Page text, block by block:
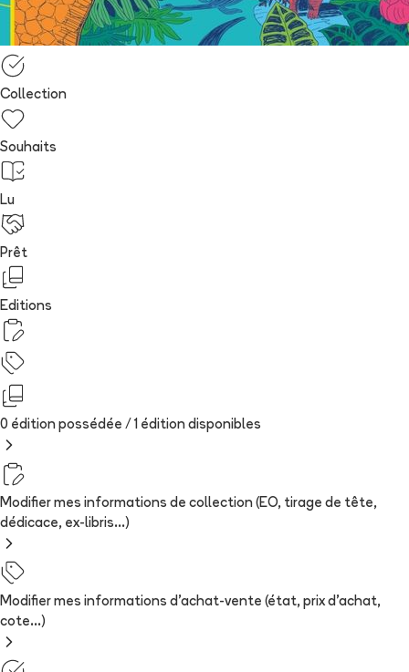
Collection
Souhaits
Lu
Prêt
Editions
0 édition possédée / 1 édition disponibles
Modifier mes informations de collection (EO, tirage de tête,
dédicace, ex-libris...)
Modifier mes informations d'achat-vente (état, prix d'achat,
cote...)